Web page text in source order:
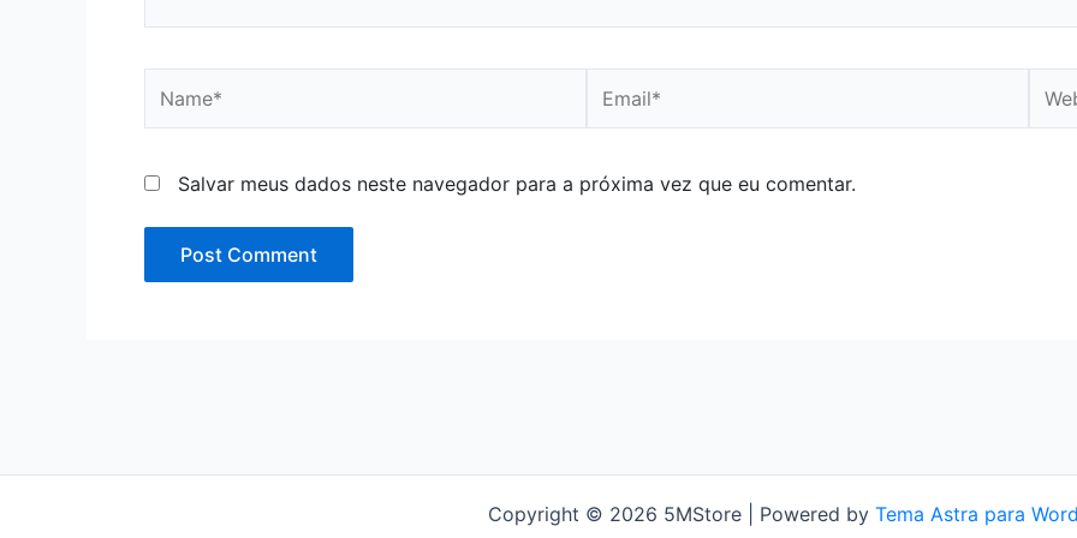
Salvar meus dados neste navegador para a próxima vez que eu comentar.
Copyright © 2026 5MStore | Powered by Tema Astra para